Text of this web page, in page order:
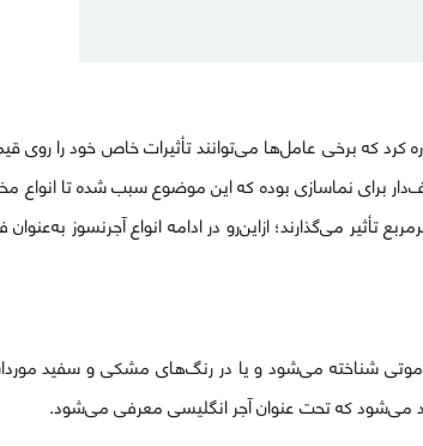
کرد که برخی عامل‌ها می‌توانند تأثیرات خاص خود را روی
برای نماسازی بوده که این موضوع سبب شده تا انواع
می‌گذارند؛ ازاین‌رو در ادامه انواع آجرنسوز به‌عنوان
شناخته می‌شود و یا در رنگ‌های مشکی و سفید
می‌شود که تحت عنوان آجر انگلیسی معرفی می‌شود.